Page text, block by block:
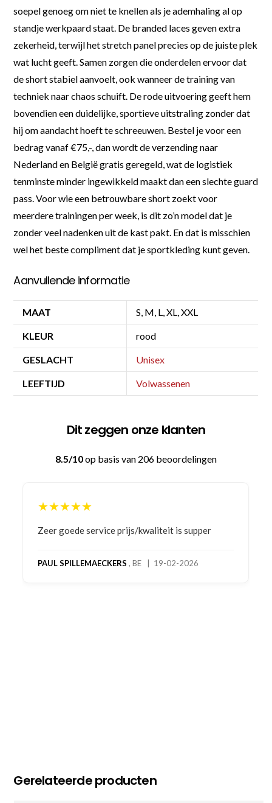
soepel genoeg om niet te knellen als je ademhaling al op
standje werkpaard staat. De branded laces geven extra
zekerheid, terwijl het stretch panel precies op de juiste plek
wat lucht geeft. Samen zorgen die onderdelen ervoor dat
de short stabiel aanvoelt, ook wanneer de training van
techniek naar chaos schuift. De rode uitvoering geeft hem
bovendien een duidelijke, sportieve uitstraling zonder dat
hij om aandacht hoeft te schreeuwen. Bestel je voor een
bedrag vanaf €75,-, dan wordt de verzending naar
Nederland en België gratis geregeld, wat de logistiek
tenminste minder ingewikkeld maakt dan een slechte guard
pass. Voor wie een betrouwbare short zoekt voor
meerdere trainingen per week, is dit zo’n model dat je
zonder veel nadenken uit de kast pakt. En dat is misschien
wel het beste compliment dat je sportkleding kunt geven.
Aanvullende informatie
MAAT S, M, L, XL, XXL
KLEUR rood
GESLACHT Unisex
LEEFTIJD Volwassenen
Dit zeggen onze klanten
8.5/10op basis van 206 beoordelingen
★★★★★
Bestelling gedaan vanwege goede prijzen en
bestelling al ontvangen met gifts, waardoor je
Gerelateerde producten